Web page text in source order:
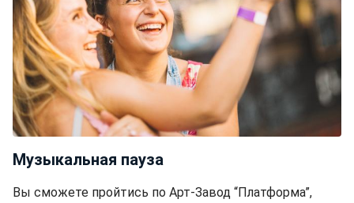
Музыкальная пауза
Вы сможете пройтись по Арт-Завод “Платформа”,